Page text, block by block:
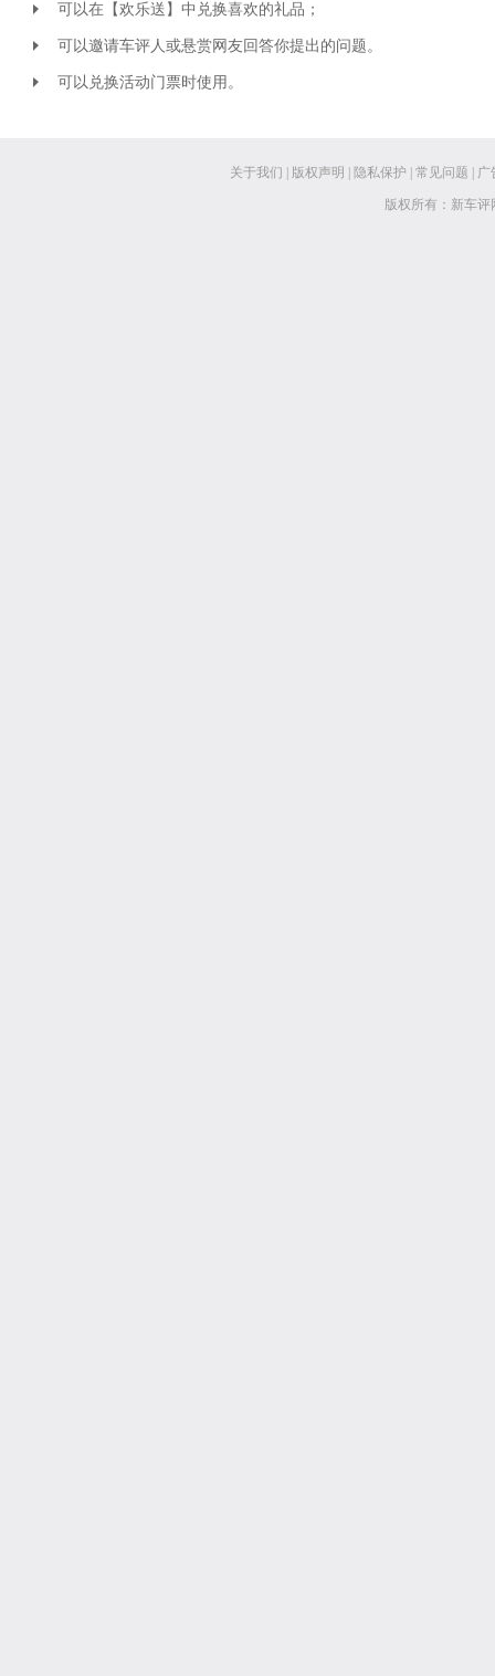
可以在【欢乐送】中兑换喜欢的礼品；
可以邀请车评人或悬赏网友回答你提出的问题。
可以兑换活动门票时使用。
关于我们 版权声明 隐私保护 常见问题 广
版权所有：新车评